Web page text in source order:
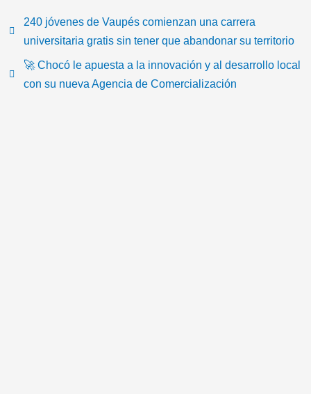
t
o
k
e
b
o
o
k
t
t
e
t
u
b
t
a
g
a
-
e
240 jóvenes de Vaupés comienzan una carrera
universitaria gratis sin tener que abandonar su territorio
🚀 Chocó le apuesta a la innovación y al desarrollo local
con su nueva Agencia de Comercialización